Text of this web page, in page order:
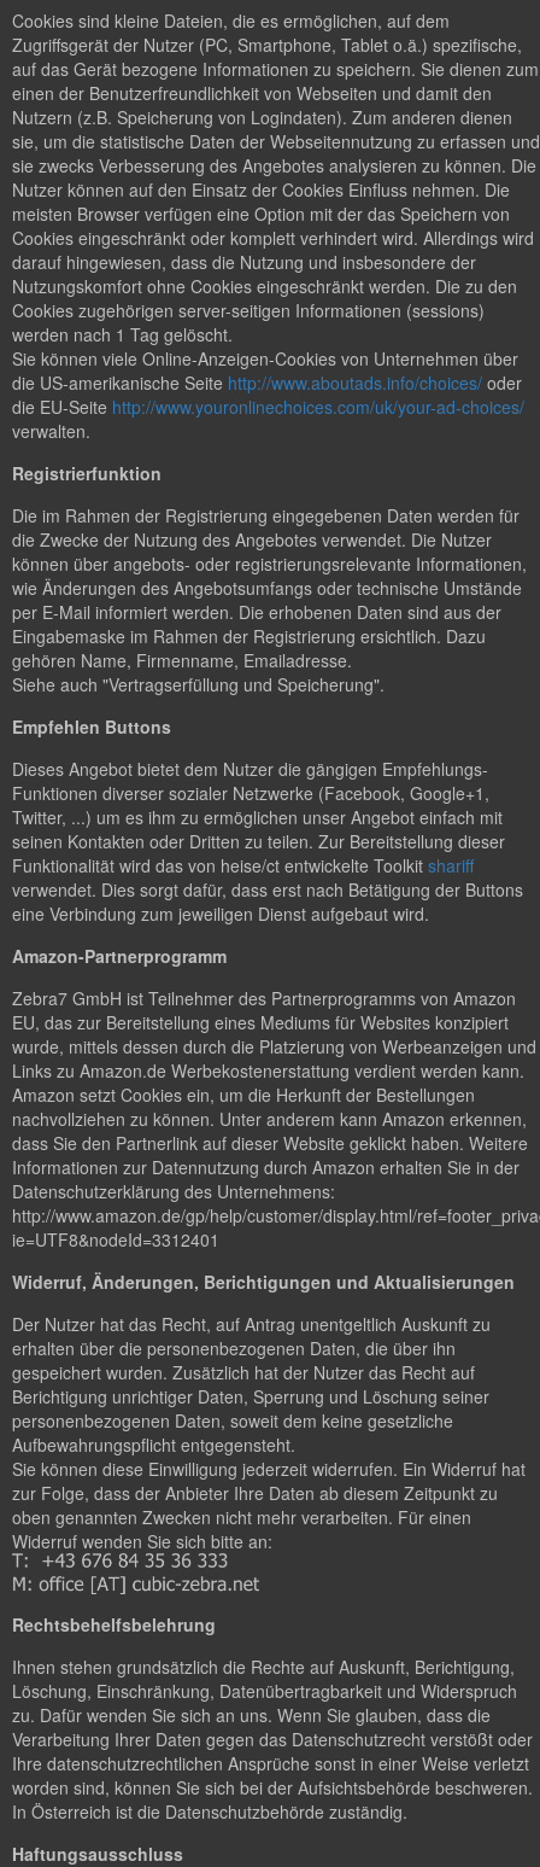
Cookies sind kleine Dateien, die es ermöglichen, auf dem
Zugriffsgerät der Nutzer (PC, Smartphone, Tablet o.ä.) spezifische,
auf das Gerät bezogene Informationen zu speichern. Sie dienen zum
einen der Benutzerfreundlichkeit von Webseiten und damit den
Nutzern (z.B. Speicherung von Logindaten). Zum anderen dienen
sie, um die statistische Daten der Webseitennutzung zu erfassen und
sie zwecks Verbesserung des Angebotes analysieren zu können. Die
Nutzer können auf den Einsatz der Cookies Einfluss nehmen. Die
meisten Browser verfügen eine Option mit der das Speichern von
Cookies eingeschränkt oder komplett verhindert wird. Allerdings wird
darauf hingewiesen, dass die Nutzung und insbesondere der
Nutzungskomfort ohne Cookies eingeschränkt werden. Die zu den
Cookies zugehörigen server-seitigen Informationen (sessions)
werden nach 1 Tag gelöscht.
Sie können viele Online-Anzeigen-Cookies von Unternehmen über
die US-amerikanische Seite http://www.aboutads.info/choices/ oder
die EU-Seite http://www.youronlinechoices.com/uk/your-ad-choices/
verwalten.
Registrierfunktion
Die im Rahmen der Registrierung eingegebenen Daten werden für
die Zwecke der Nutzung des Angebotes verwendet. Die Nutzer
können über angebots- oder registrierungsrelevante Informationen,
wie Änderungen des Angebotsumfangs oder technische Umstände
per E-Mail informiert werden. Die erhobenen Daten sind aus der
Eingabemaske im Rahmen der Registrierung ersichtlich. Dazu
gehören Name, Firmenname, Emailadresse.
Siehe auch "Vertragserfüllung und Speicherung".
Empfehlen Buttons
Dieses Angebot bietet dem Nutzer die gängigen Empfehlungs-
Funktionen diverser sozialer Netzwerke (Facebook, Google+1,
Twitter, ...) um es ihm zu ermöglichen unser Angebot einfach mit
seinen Kontakten oder Dritten zu teilen. Zur Bereitstellung dieser
Funktionalität wird das von heise/ct entwickelte Toolkit shariff
verwendet. Dies sorgt dafür, dass erst nach Betätigung der Buttons
eine Verbindung zum jeweiligen Dienst aufgebaut wird.
Amazon-Partnerprogramm
Zebra7 GmbH ist Teilnehmer des Partnerprogramms von Amazon
EU, das zur Bereitstellung eines Mediums für Websites konzipiert
wurde, mittels dessen durch die Platzierung von Werbeanzeigen und
Links zu Amazon.de Werbekostenerstattung verdient werden kann.
Amazon setzt Cookies ein, um die Herkunft der Bestellungen
nachvollziehen zu können. Unter anderem kann Amazon erkennen,
dass Sie den Partnerlink auf dieser Website geklickt haben. Weitere
Informationen zur Datennutzung durch Amazon erhalten Sie in der
Datenschutzerklärung des Unternehmens:
http://www.amazon.de/gp/help/customer/display.html/
ie=UTF8&nodeId=3312401
Widerruf, Änderungen, Berichtigungen und Aktualisierungen
Der Nutzer hat das Recht, auf Antrag unentgeltlich Auskunft zu
erhalten über die personenbezogenen Daten, die über ihn
gespeichert wurden. Zusätzlich hat der Nutzer das Recht auf
Berichtigung unrichtiger Daten, Sperrung und Löschung seiner
personenbezogenen Daten, soweit dem keine gesetzliche
Aufbewahrungspflicht entgegensteht.
Sie können diese Einwilligung jederzeit widerrufen. Ein Widerruf hat
zur Folge, dass der Anbieter Ihre Daten ab diesem Zeitpunkt zu
oben genannten Zwecken nicht mehr verarbeiten. Für einen
Widerruf wenden Sie sich bitte an:
Rechtsbehelfsbelehrung
Ihnen stehen grundsätzlich die Rechte auf Auskunft, Berichtigung,
Löschung, Einschränkung, Datenübertragbarkeit und Widerspruch
zu. Dafür wenden Sie sich an uns. Wenn Sie glauben, dass die
Verarbeitung Ihrer Daten gegen das Datenschutzrecht verstößt oder
Ihre datenschutzrechtlichen Ansprüche sonst in einer Weise verletzt
worden sind, können Sie sich bei der Aufsichtsbehörde beschweren.
In Österreich ist die Datenschutzbehörde zuständig.
Haftungsausschluss